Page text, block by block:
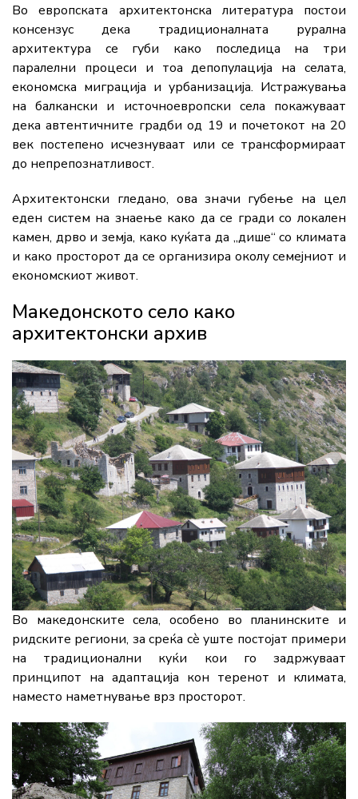
Во европската архитектонска литература постои
консензус дека традиционалната рурална
архитектура се губи како последица на три
паралелни процеси и тоа депопулација на селата,
економска миграција и урбанизација. Истражувања
на балкански и источноевропски села покажуваат
дека автентичните градби од 19 и почетокот на 20
век постепено исчезнуваат или се трансформираат
до непрепознатливост.
Архитектонски гледано, ова значи губење на цел
еден систем на знаење како да се гради со локален
камен, дрво и земја, како куќата да „дише“ со климата
и како просторот да се организира околу семејниот и
економскиот живот.
Македонското село како
архитектонски архив
Во македонските села, особено во планинските и
ридските региони, за среќа сè уште постојат примери
на традиционални куќи кои го задржуваат
принципот на адаптација кон теренот и климата,
наместо наметнување врз просторот.